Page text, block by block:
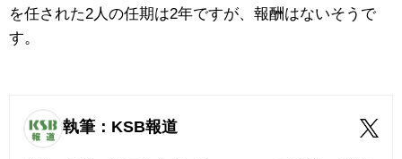
を任された2人の任期は2年ですが、報酬はないそうで
す。
執筆：KSB報道